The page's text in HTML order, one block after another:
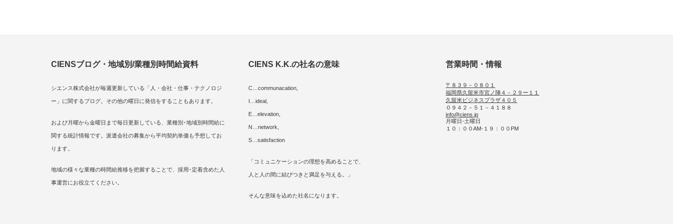
CIENSブログ・地域別/業種別時間給資料
シエンス株式会社が毎週更新している「人・会社・仕事・テクノロジ
ー」に関するブログ。その他の曜日に発信をすることもあります。
および月曜から金曜日まで毎日更新している、業種別･地域別時間給に
関する統計情報です。派遣会社の募集から平均契約単価も予想してお
ります。
地域の様々な業種の時間給推移を把握することで、採用･定着含めた人
事運営にお役立てください。
CIENS K.K.の社名の意味
C…communacation,
I…ideal,
E…elevation,
N…network,
S…satisfaction
「コミュニケーションの理想を高めることで、
人と人の間に結びつきと満足を与える。」
そんな意味を込めた社名になります。
営業時間・情報
〒８３９－０８０１
福岡県久留米市宮ノ陣４－２９ー１１
久留米ビジネスプラザ４０５
０９４２－５１－４１８８
info@ciens.jp
月曜日-土曜日
１０：００AM-１９：００PM